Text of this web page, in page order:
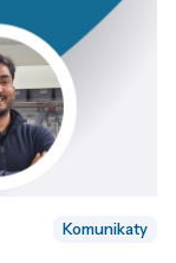
Komunikaty